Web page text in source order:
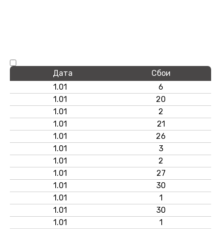
Дата
Сбои
1.01
6
1.01
20
1.01
2
1.01
21
1.01
26
1.01
3
1.01
2
1.01
27
1.01
30
1.01
1
1.01
30
1.01
1